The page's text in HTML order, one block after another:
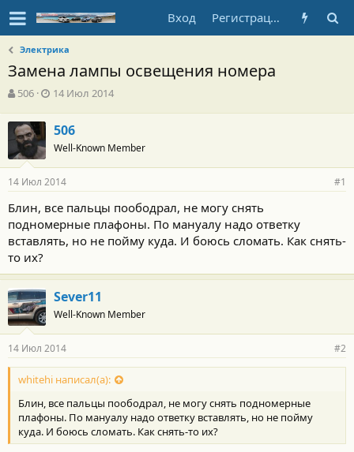
Вход Регистрация
Электрика
Замена лампы освещения номера
А
т
о
р
т
е
м
ы
506
Д
а
н
ч
а
л
а
14 Июл 2014
506
Well-Known Member
14 Июл 2014 #1
Блин, все пальцы поободрал, не могу снять
подномерные плафоны. По мануалу надо ответку
вставлять, но не пойму куда. И боюсь сломать. Как снять-
то их?
Sever11
Well-Known Member
14 Июл 2014 #2
whitehi написал(а):
Блин, все пальцы поободрал, не могу снять подномерные
плафоны. По мануалу надо ответку вставлять, но не пойму
куда. И боюсь сломать. Как снять-то их?